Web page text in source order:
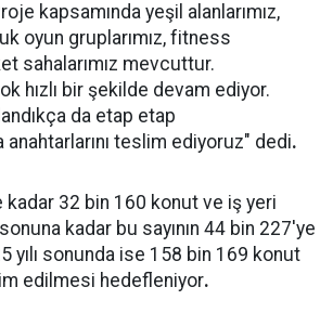
kapsamında yeşil alanlarımız,
oyun gruplarımız, fitness
sahalarımız mevcuttur.
hızlı bir şekilde devam ediyor.
da etap etap
anahtarlarını teslim ediyoruz" dedi.
kadar 32 bin 160 konut ve iş yeri
kadar bu sayının 44 bin 227'ye
yılı sonunda ise 158 bin 169 konut
edilmesi hedefleniyor.